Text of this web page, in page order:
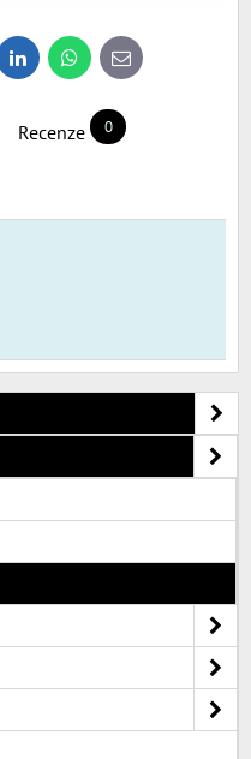
LinkedInWhatsApp
E-
mail
Recenze 0